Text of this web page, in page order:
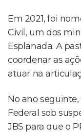
Em 2021, foi
Civil, um dos
Esplanada. A
coordenar as
atuar na
No ano
Federal sob
JBS para que o